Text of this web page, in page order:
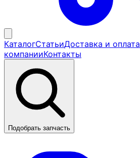
КаталогСтатьиДоставка и оплата
компанииКонтакты
Подобрать запчасть